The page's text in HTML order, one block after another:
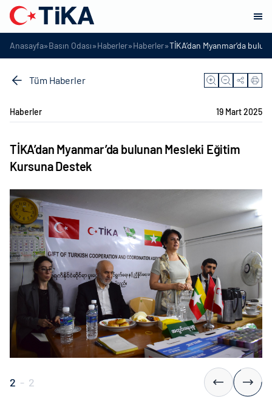
Anasayfa»Basın Odası»Haberler»Haberler»TİKA’dan Myanmar’da
Tüm Haberler
Haberler 19 Mart 2025
TİKA’dan Myanmar’da bulunan Mesleki Eğitim
Kursuna Destek
2 - 2